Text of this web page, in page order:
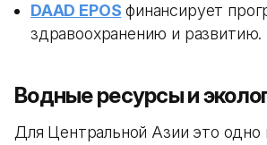
DAAD EPOS финансирует
здравоохранению и развитию.
Водные ресурсы и
Для Центральной Азии это одно